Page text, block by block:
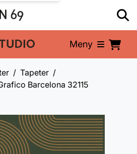
Meny
Tapeter
Barcelona 32115